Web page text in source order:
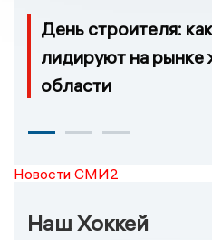
День строителя:
лидируют на рынке
области
Новости СМИ2
Наш Хоккей